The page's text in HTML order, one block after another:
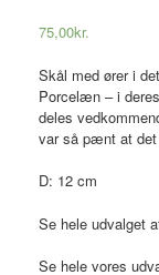
75,00kr.
Skål med ører i
Porcelæn – i
deles
var så pænt at det
D: 12 cm
Se hele udvalget
Se hele vores